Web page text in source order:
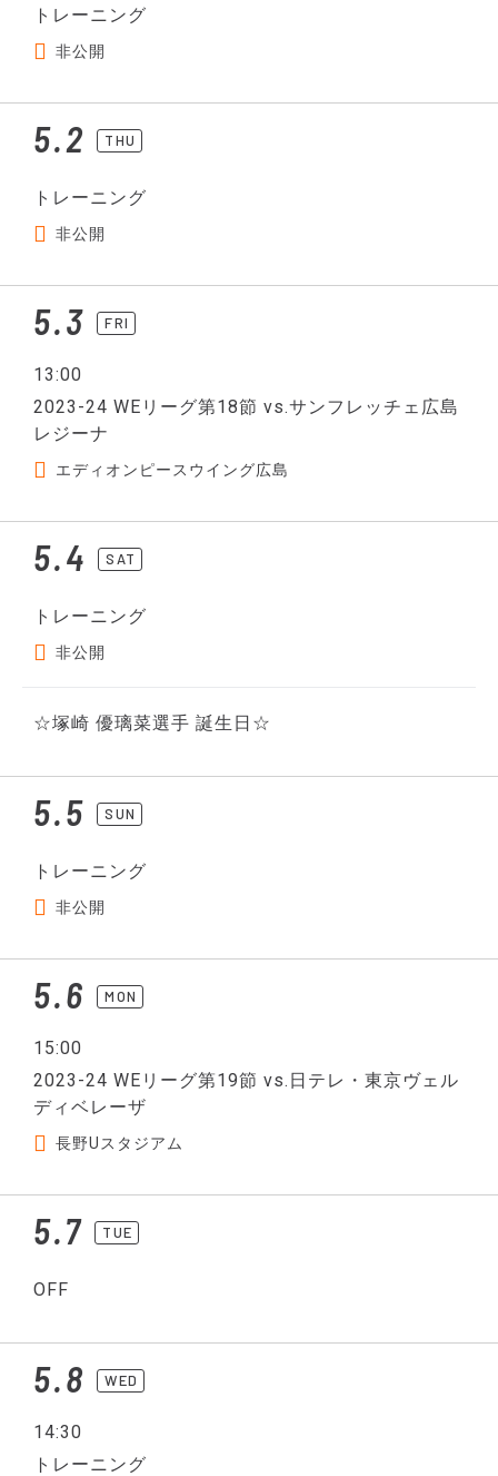
トレーニング
非公開
5.2 THU
トレーニング
非公開
5.3 FRI
13:00
2023-24 WEリーグ第18節 vs.サンフレッチェ広島
レジーナ
エディオンピースウイング広島
5.4 SAT
トレーニング
非公開
☆塚崎 優璃菜選手 誕生日☆
5.5 SUN
トレーニング
非公開
5.6 MON
15:00
2023-24 WEリーグ第19節 vs.日テレ・東京ヴェル
ディベレーザ
長野Uスタジアム
5.7 TUE
OFF
5.8 WED
14:30
トレーニング